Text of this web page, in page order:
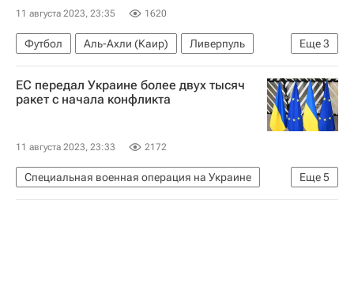
11 августа 2023, 23:35 1620
Еще3
Футбол Аль-Ахли (Каир)
Ливерпуль
Челси
Эдуар Менди Роберто Фирмино
ЕС передал Украине более двух тысяч
ракет с начала конфликта
11 августа 2023, 23:33 2172
Еще5
Специальная военная операция на Украине
В мире
Украина
Евросоюз